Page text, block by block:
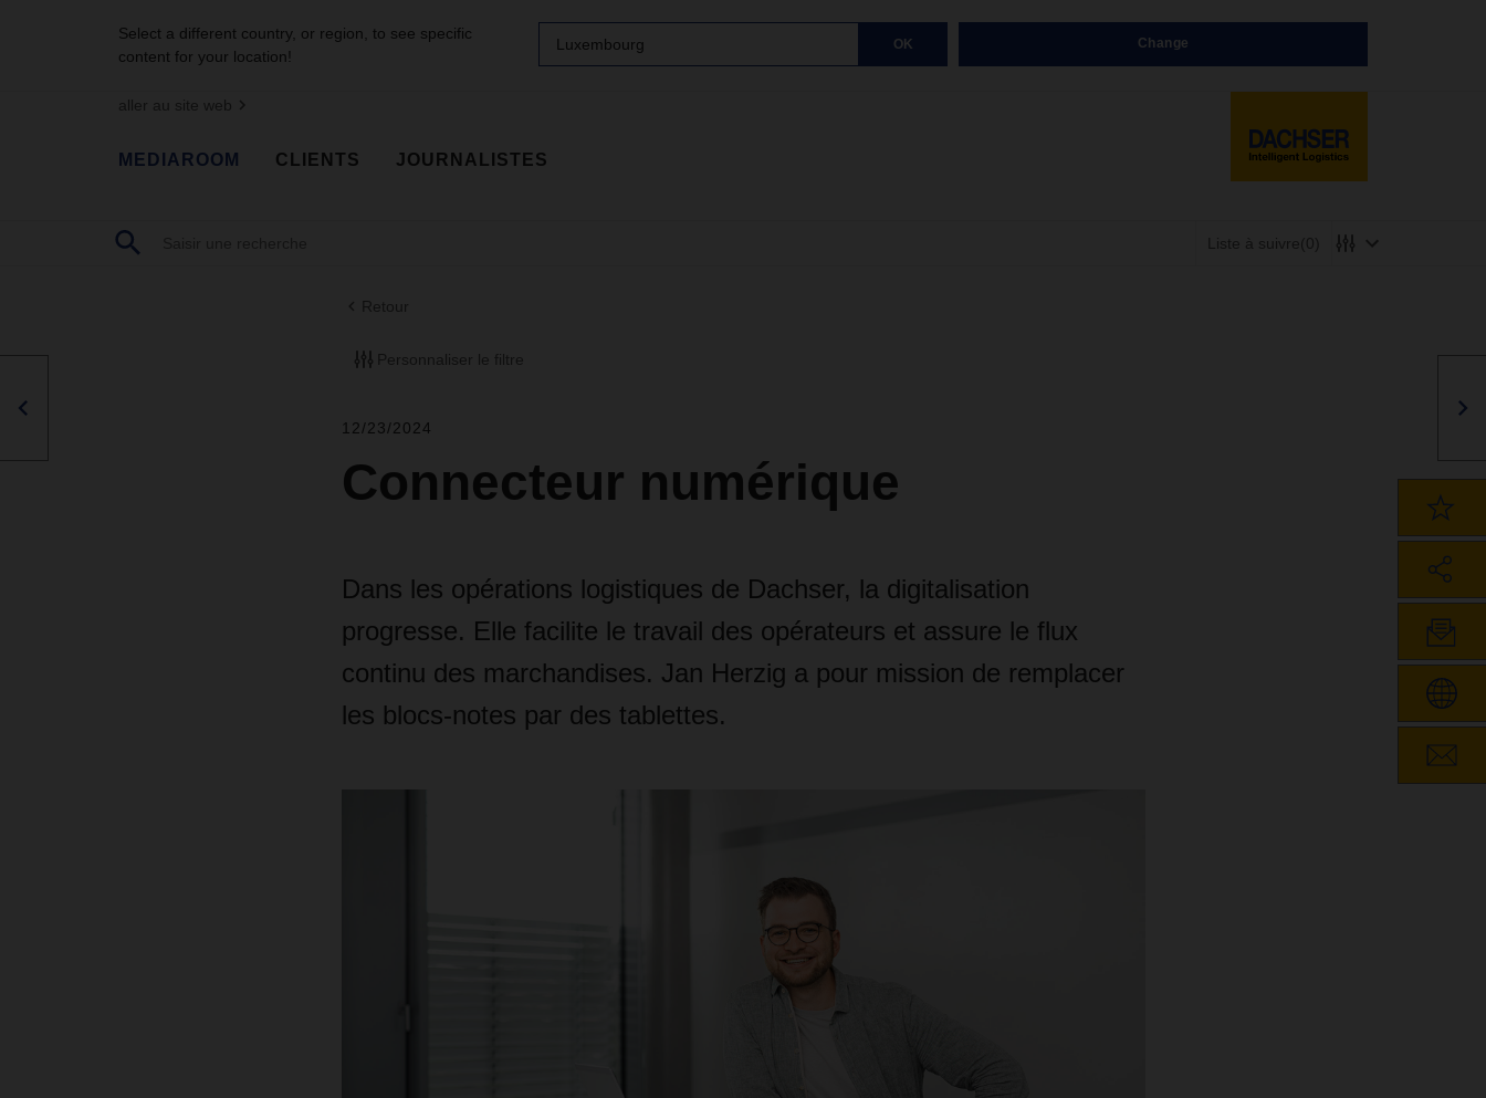
Select a different country, or region, to see specific
content for your location!
Luxembourg OK Change
aller au site web
MEDIAROOM CLIENTS JOURNALISTES
Liste à suivre(0)
Retour
Personnaliser le filtre
12/23/2024
Connecteur numérique
Dans les opérations logistiques de Dachser, la digitalisation
progresse. Elle facilite le travail des opérateurs et assure le flux
continu des marchandises. Jan Herzig a pour mission de remplacer
les blocs-notes par des tablettes.